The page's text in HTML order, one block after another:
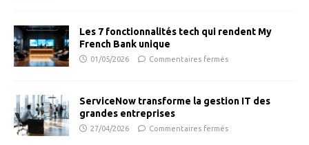
Les 7 fonctionnalités tech qui rendent My
French Bank unique
01/05/2026 Commentaires fermés
ServiceNow transforme la gestion IT des
grandes entreprises
27/04/2026 Commentaires fermés